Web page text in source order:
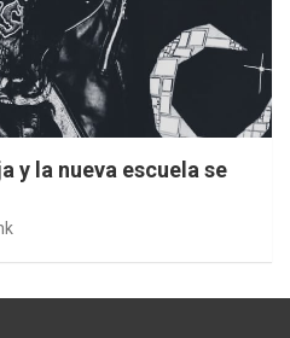
y la nueva escuela se